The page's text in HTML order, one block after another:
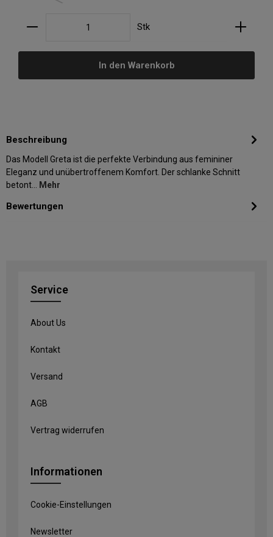
Produkt Anzahl: Gib den gewünschten Wert ein
Stk
In den Warenkorb
Beschreibung
Das Modell Greta ist die perfekte Verbindung aus femininer
Eleganz und unübertroffenem Komfort. Der schlanke Schnitt
betont…
Mehr
Bewertungen
Service
About Us
Kontakt
Versand
AGB
Vertrag widerrufen
Informationen
Cookie-Einstellungen
Newsletter